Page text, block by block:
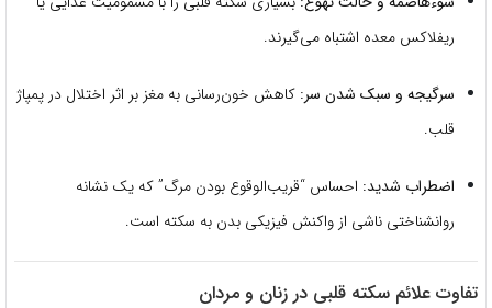
ریفلاکس معده اشتباه می‌گیرند.
سرگیجه و سبک شدن سر: کاهش خون‌رسانی به مغز بر اثر اختلال در پمپاژ
قلب.
اضطراب شدید: احساس “قریب‌الوقوع بودن مرگ” که یک نشانه
روانشناختی ناشی از واکنش فیزیکی بدن به سکته است.
تفاوت علائم سکته قلبی در زنان و مردان